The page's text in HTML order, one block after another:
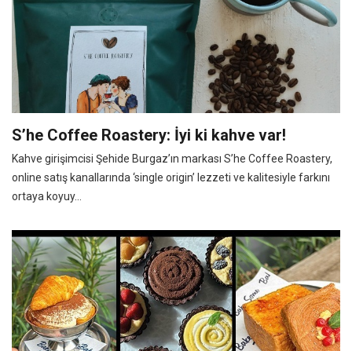
S’he Coffee Roastery: İyi ki kahve var!
Kahve girişimcisi Şehide Burgaz’ın markası S’he Coffee Roastery,
online satış kanallarında ‘single origin’ lezzeti ve kalitesiyle farkını
ortaya koyuy...